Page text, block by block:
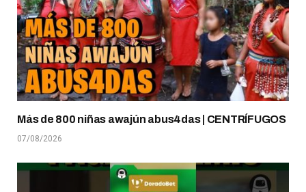
Más de 800 niñas awajún abus4das | CENTRÍFUGOS
07/08/2026